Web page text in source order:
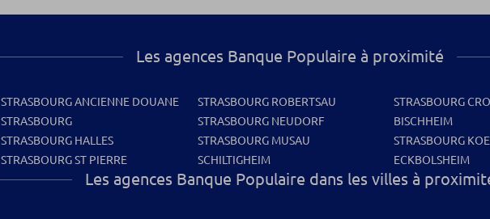
Les agences Banque Populaire à proximité
STRASBOURG ANCIENNE DOUANE
STRASBOURG
STRASBOURG HALLES
STRASBOURG ST PIERRE
STRASBOURG ROBERTSAU
STRASBOURG NEUDORF
STRASBOURG MUSAU
SCHILTIGHEIM
STRASBOURG
BISCHHEIM
STRASBOURG
ECKBOLSHEIM
Les agences Banque Populaire dans les villes à